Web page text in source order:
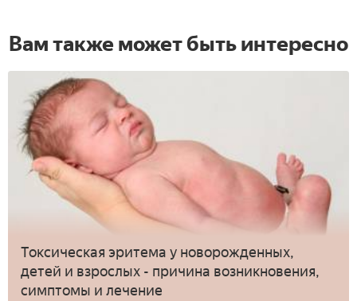
Вам также может быть интересно
Токсическая эритема у новорожденных,
детей и взрослых - причина возникновения,
симптомы и лечение